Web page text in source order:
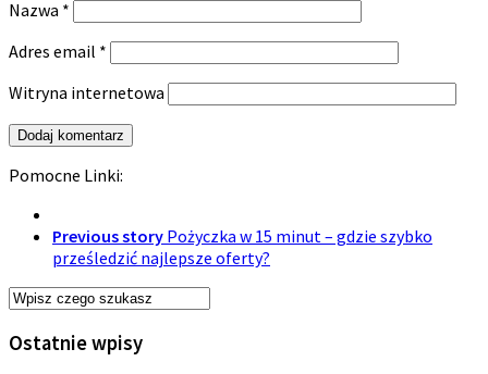
Nazwa *
Adres email *
Witryna internetowa
Pomocne Linki:
Previous story Pożyczka w 15 minut – gdzie szybko
prześledzić najlepsze oferty?
Ostatnie wpisy